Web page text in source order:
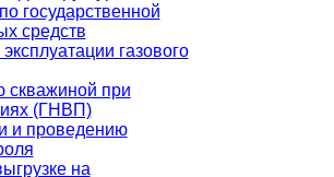
государственной
средств
газового
скважиной при
(ГНВП)
и проведению
на